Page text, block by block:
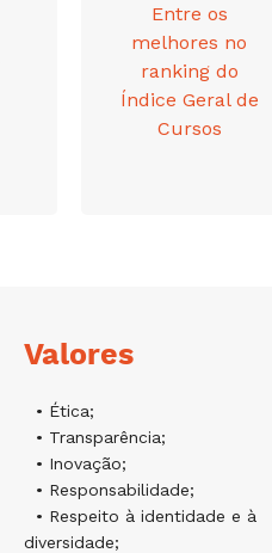
Entre os
melhores no
ranking do
Índice Geral de
Cursos
Valores
• Ética;
• Transparência;
• Inovação;
• Responsabilidade;
• Respeito à identidade e à
diversidade;